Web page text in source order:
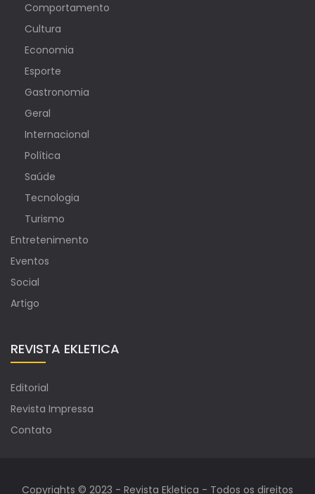
Comportamento
Cultura
Economia
Esporte
Gastronomia
Geral
Internacional
Política
Saúde
Tecnologia
Turismo
Entretenimento
Eventos
Social
Artigo
REVISTA EKLETICA
Editorial
Revista Impressa
Contato
Copyrights © 2023 - Revista Ekletica - Todos os direitos